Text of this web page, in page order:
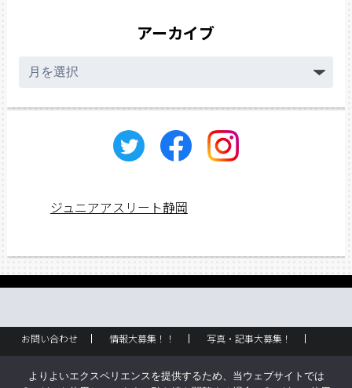
アーカイブ
ー
ジュニアアスリート静岡
お問い合わせ 情報大募集！！
写真・記事大募集！
よりよいエクスペリエンスを提供するため、当ウェブサイトでは